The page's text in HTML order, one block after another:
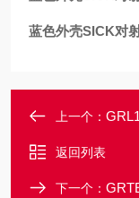
蓝色外壳SICK对
上一个：
返回列表
下一个：